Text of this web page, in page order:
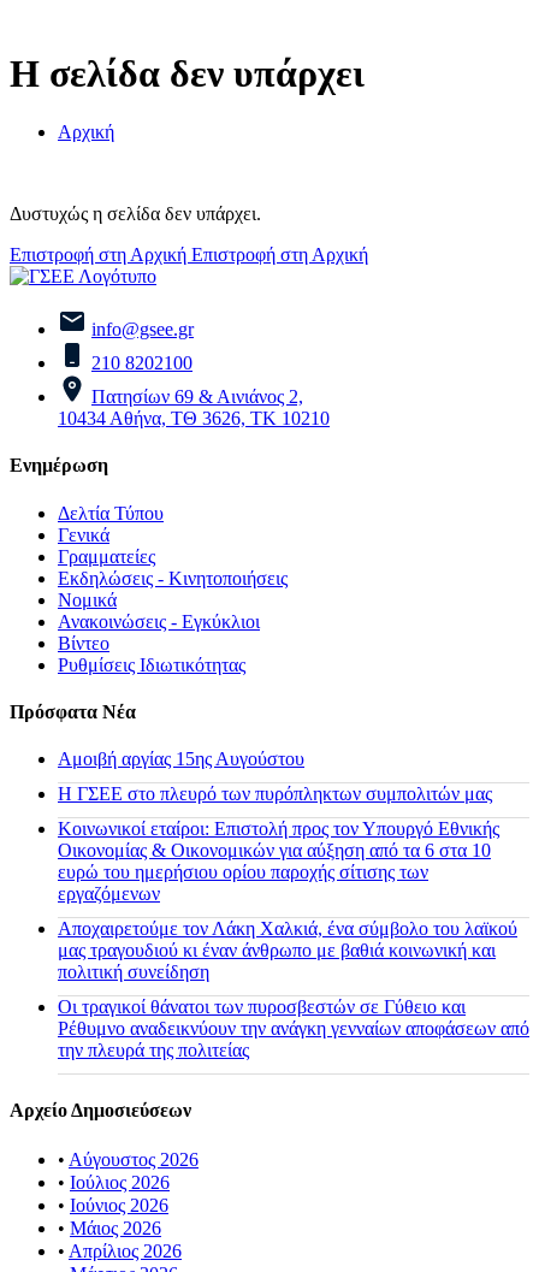
Η σελίδα δεν υπάρχει
Αρχική
Δυστυχώς η σελίδα δεν υπάρχει.
Επιστροφή στη Αρχική Επιστροφή στη Αρχική
info@gsee.gr
210 8202100
Πατησίων 69 & Αινιάνος 2,
10434 Αθήνα, ΤΘ 3626, ΤΚ 10210
Ενημέρωση
Δελτία Τύπου
Γενικά
Γραμματείες
Εκδηλώσεις - Κινητοποιήσεις
Νομικά
Ανακοινώσεις - Εγκύκλιοι
Βίντεο
Ρυθμίσεις Ιδιωτικότητας
Πρόσφατα Νέα
Αμοιβή αργίας 15ης Αυγούστου
H ΓΣΕΕ στο πλευρό των πυρόπληκτων συμπολιτών μας
Κοινωνικοί εταίροι: Επιστολή προς τον Υπουργό Εθνικής
Οικονομίας & Οικονομικών για αύξηση από τα 6 στα 10
ευρώ του ημερήσιου ορίου παροχής σίτισης των
εργαζόμενων
Αποχαιρετούμε τον Λάκη Χαλκιά, ένα σύμβολο του λαϊκού
μας τραγουδιού κι έναν άνθρωπο με βαθιά κοινωνική και
πολιτική συνείδηση
Οι τραγικοί θάνατοι των πυροσβεστών σε Γύθειο και
Ρέθυμνο αναδεικνύουν την ανάγκη γενναίων αποφάσεων από
την πλευρά της πολιτείας
Αρχείο Δημοσιεύσεων
• Αύγουστος 2026
• Ιούλιος 2026
• Ιούνιος 2026
• Μάιος 2026
• Απρίλιος 2026